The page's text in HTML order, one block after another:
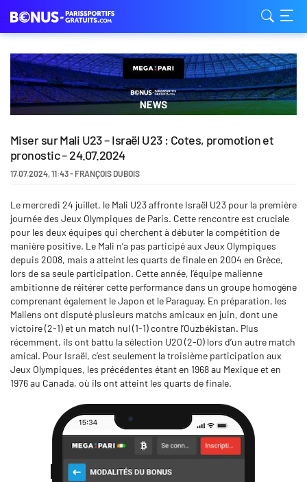
Miser sur Mali U23 – Israël U23 : Cotes, promotion et
pronostic – 24.07.2024
17.07.2024,11:43- FRANÇOIS DUBOIS
Le mercredi 24 juillet, le Mali U23 affronte Israël U23 pour la première
journée des Jeux Olympiques de Paris. Cette rencontre est cruciale
pour les deux équipes qui cherchent à débuter la compétition de
manière positive. Le Mali n’a pas participé aux Jeux Olympiques
depuis 2008, mais a atteint les quarts de finale en 2004 en Grèce,
lors de sa seule participation. Cette année, l’équipe malienne
ambitionne de réitérer cette performance dans un groupe homogène
comprenant également le Japon et le Paraguay. En préparation, les
Maliens ont disputé plusieurs matchs amicaux en juin, dont une
victoire (2-1) et un match nul (1-1) contre l’Ouzbékistan. Plus
récemment, ils ont battu la sélection U20 (2-0) lors d’un autre match
amical. Pour Israël, c’est seulement la troisième participation aux
Jeux Olympiques, les précédentes étant en 1968 au Mexique et en
1976 au Canada, où ils ont atteint les quarts de finale.